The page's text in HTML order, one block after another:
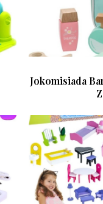
Jokomisiada